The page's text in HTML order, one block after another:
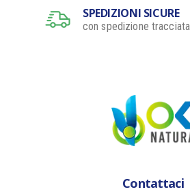
SPEDIZIONI SICURE
con spedizione
Contattaci